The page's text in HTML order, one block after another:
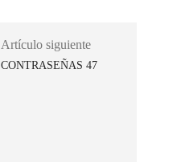
Artículo siguiente
CONTRASEÑAS 47